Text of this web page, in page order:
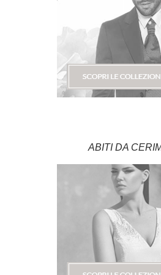
ABITI DA